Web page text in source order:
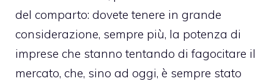
del comparto: dovete tenere in grande
considerazione, sempre più, la potenza di
imprese che stanno tentando di fagocitare il
mercato, che, sino ad oggi, è sempre stato